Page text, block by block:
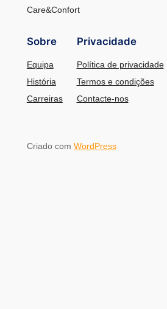
Care&Confort
Sobre
Equipa
História
Carreiras
Privacidade
Política de privacidade
Termos e condições
Contacte-nos
Criado com WordPress